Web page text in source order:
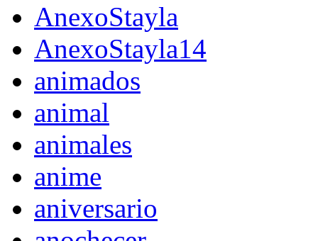
AnexoStayla
AnexoStayla14
animados
animal
animales
anime
aniversario